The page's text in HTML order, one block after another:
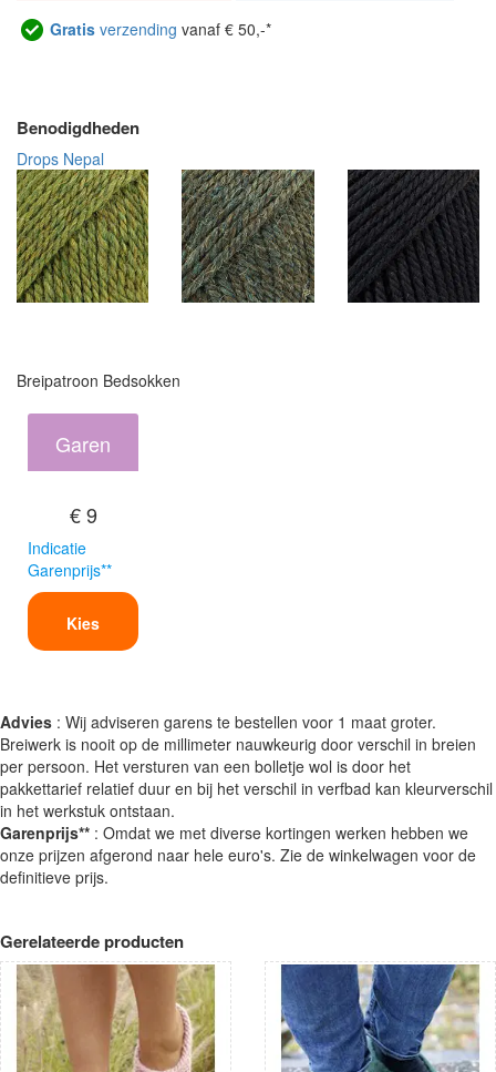
Gratis verzending vanaf € 50,-*
Benodigdheden
Drops Nepal
Breipatroon Bedsokken
Garen
€ 9
Indicatie
Garenprijs**
Kies
Advies : Wij adviseren garens te bestellen voor 1 maat groter.
Breiwerk is nooit op de millimeter nauwkeurig door verschil in breien
per persoon. Het versturen van een bolletje wol is door het
pakkettarief relatief duur en bij het verschil in verfbad kan kleurverschil
in het werkstuk ontstaan.
Garenprijs** : Omdat we met diverse kortingen werken hebben we
onze prijzen afgerond naar hele euro's. Zie de winkelwagen voor de
definitieve prijs.
Gerelateerde producten